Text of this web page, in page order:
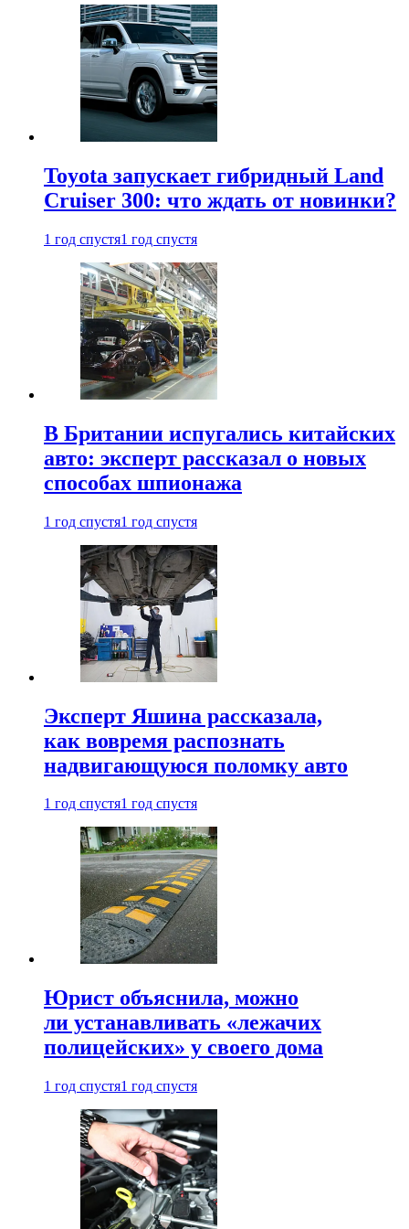
Toyota запускает гибридный Land
Cruiser 300: что ждать от новинки?
1 год спустя1 год спустя
В Британии испугались китайских
авто: эксперт рассказал о новых
способах шпионажа
1 год спустя1 год спустя
Эксперт Яшина рассказала,
как вовремя распознать
надвигающуюся поломку авто
1 год спустя1 год спустя
Юрист объяснила, можно
ли устанавливать «лежачих
полицейских» у своего дома
1 год спустя1 год спустя